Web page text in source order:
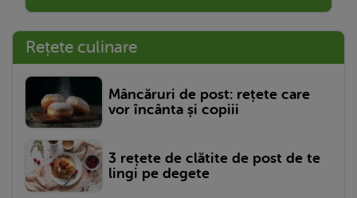
Rețete culinare
Mâncăruri de post: rețete care
vor încânta și copiii
3 rețete de clătite de post de te
lingi pe degete